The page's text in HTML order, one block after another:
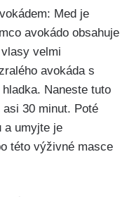
Med je
⁢avokádo obsahuje
velmi‍
avokáda‍ s
Naneste tuto
30 minut. Poté
a ‌umyjte je​
této ⁣výživné masce